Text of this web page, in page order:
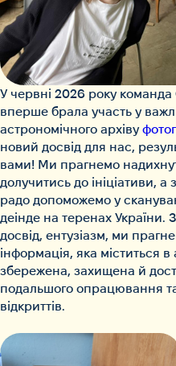
У червні 2026 року команда
вперше брала участь у
астрономічного архіву
новий досвід для нас,
вами! Ми прагнемо
долучитись до ініціативи,
радо допоможемо у
деінде на теренах
досвід, ентузіазм, ми
інформація, яка міститься
збережена, захищена й
подальшого опрацювання
відкриттів.